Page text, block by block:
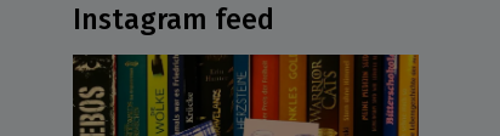
Instagram feed